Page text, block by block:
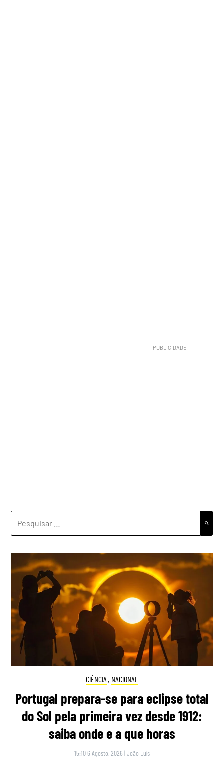
POR:
CIÊNCIA , NACIONAL
Portugal prepara-se para eclipse total
do Sol pela primeira vez desde 1912:
saiba onde e a que horas
15:10 6 Agosto, 2026 |João Luís